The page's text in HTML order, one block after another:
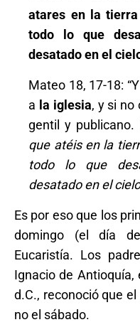
atares en la
todo lo que
desatado en el
Mateo 18, 17-18:
a la iglesia, y si no
gentil y publicano.
que atéis en la
todo lo que
desatado en el
Es por eso que los
domingo (el día
Eucaristía. Los
Ignacio de Antioquía,
d.C., reconoció que
no el sábado.